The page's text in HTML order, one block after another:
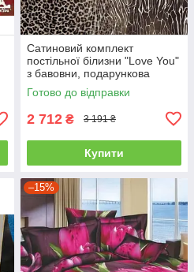
Сатиновий комплект
постільної білизни "Love You"
з бавовни, подарункова
упаковка полуторний
Готово до відправки
2 712 ₴ 3 191 ₴
Купити
–15%